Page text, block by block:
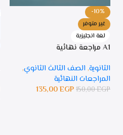
-10%
غير متوفر
لغة انجليزية
A1 مراجعة نهائية
الثانوية, الصف الثالث الثانوي,
المراجعات النهائية
150,00EGP
135,00EGP